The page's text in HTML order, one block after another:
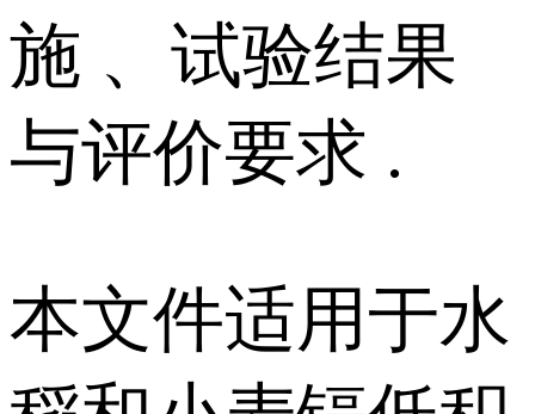
施 、试验结果
与评价要求 .
本文件适用于水